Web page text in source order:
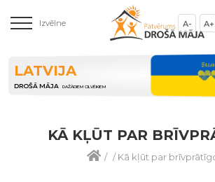
Izvēlne A- A+
LATVIJA
DROŠĀ MĀJA DAŽĀDIEM CILVĒKIEM
KĀ KĻŪT PAR
/ /Kā kļūt par